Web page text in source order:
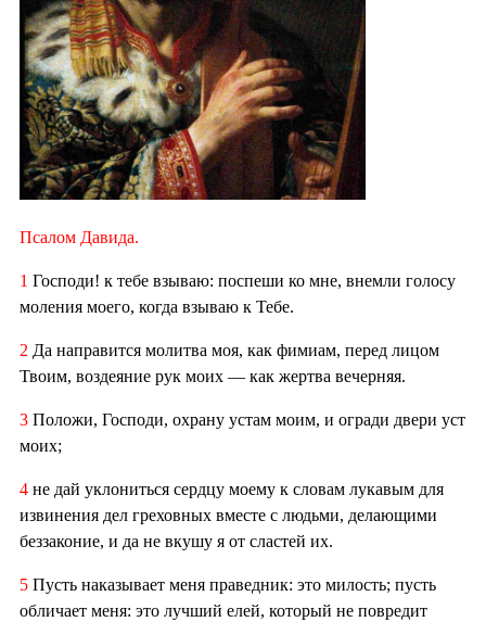
Псалом Давида.
1 Господи! к тебе взываю: поспеши ко мне, внемли голосу
моления моего, когда взываю к Тебе.
2 Да направится молитва моя, как фимиам, перед лицом
Твоим, воздеяние рук моих — как жертва вечерняя.
3 Положи, Господи, охрану устам моим, и огради двери уст
моих;
4 не дай уклониться сердцу моему к словам лукавым для
извинения дел греховных вместе с людьми, делающими
беззаконие, и да не вкушу я от сластей их.
5 Пусть наказывает меня праведник: это милость; пусть
обличает меня: это лучший елей, который не повредит